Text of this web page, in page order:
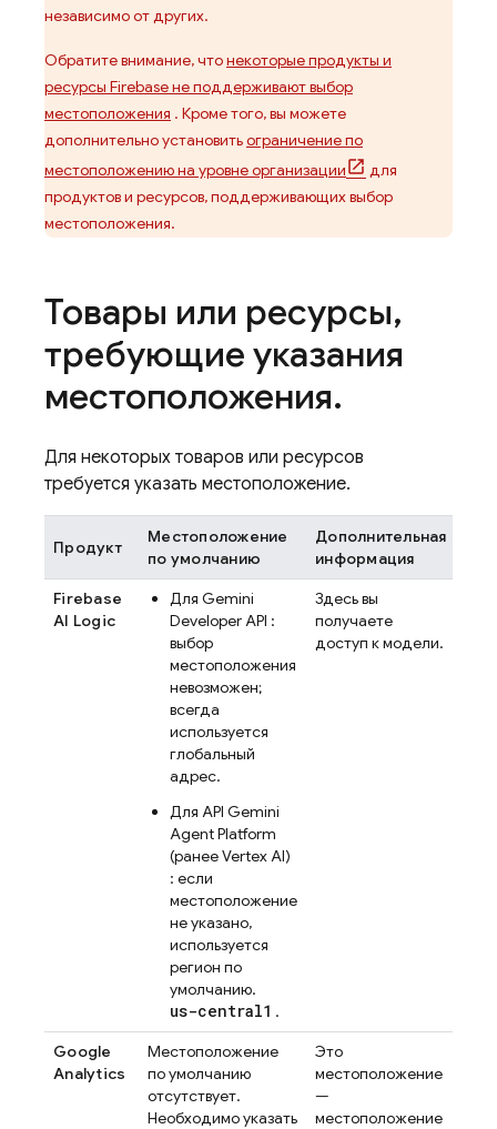
независимо от других.
Обратите внимание, чтонекоторые продукты и
ресурсы Firebase не поддерживают выбор
местоположения . Кроме того, вы можете
дополнительно установитьограничение по
местоположению на уровне организации
для
продуктов и ресурсов, поддерживающих выбор
местоположения.
Товары или ресурсы,
требующие указания
местоположения.
Для некоторых товаров или ресурсов
требуется указать местоположение.
Продукт
Местоположение
по умолчанию
Дополнительная
информация
Firebase
AI Logic
Для Gemini
Developer API :
выбор
местоположения
невозможен;
всегда
используется
глобальный
адрес.
Для API Gemini
Agent Platform
(ранее Vertex AI)
: если
местоположение
не указано,
используется
регион по
умолчанию.
us-central1 .
Здесь вы
получаете
доступ к модели.
Google
Analytics
Местоположение
по умолчанию
отсутствует.
Необходимо указать
Это
местоположение
—
местоположение